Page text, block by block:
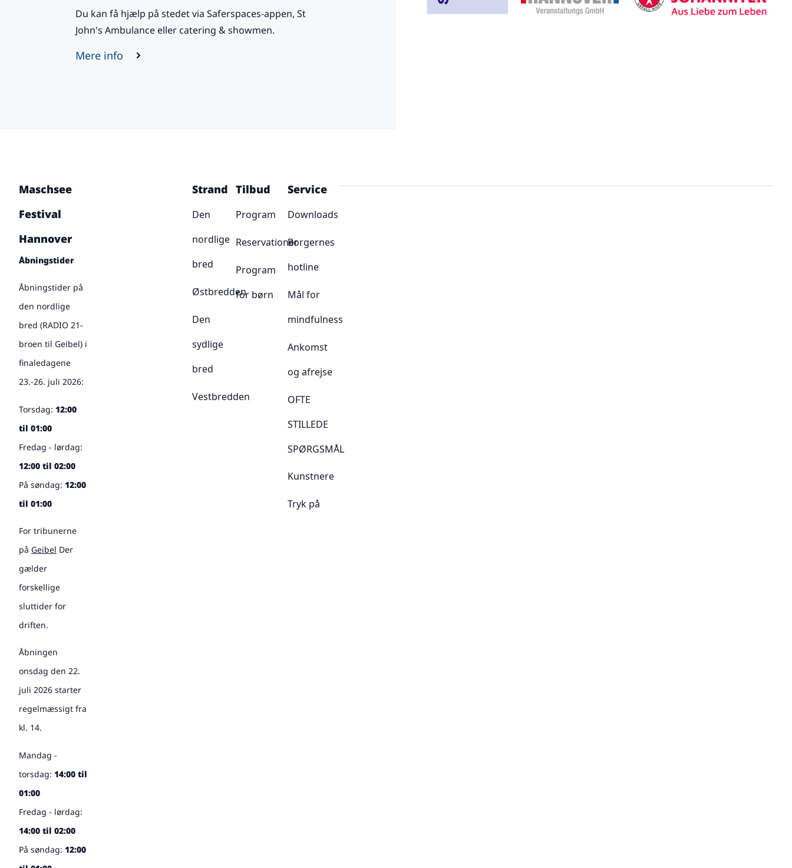
Du kan få hjælp på stedet via Saferspaces-appen, St
John's Ambulance eller catering & showmen.
Mere info
Maschsee
Festival
Hannover
Åbningstider
Åbningstider på
den nordlige
bred (RADIO 21-
broen til Geibel) i
finaledagene
23.-26. juli 2026:
Torsdag: 12:00
til 01:00
Fredag - lørdag:
12:00 til 02:00
På søndag: 12:00
til 01:00
For tribunerne
på Geibel Der
gælder
forskellige
sluttider for
driften.
Åbningen
onsdag den 22.
juli 2026 starter
regelmæssigt fra
kl. 14.
Mandag -
torsdag: 14:00 til
01:00
Fredag - lørdag:
14:00 til 02:00
På søndag: 12:00
Strand
Den
nordlige
bred
Østbredden
Den
sydlige
bred
Vestbredden
Tilbud
Program
Reservationer
Program
for børn
Service
Downloads
Borgernes
hotline
Mål for
mindfulness
Ankomst
og afrejse
OFTE
STILLEDE
SPØRGSMÅL
Kunstnere
Tryk på